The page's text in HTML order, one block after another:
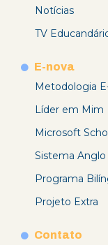
Notícias
TV
E-nova
Metodologia
Líder em Mim
Microsoft
Sistema Anglo
Programa
Projeto Extra
Contato